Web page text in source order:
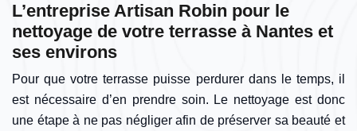
L’entreprise Artisan Robin pour le
nettoyage de votre terrasse à Nantes et
ses environs
Pour que votre terrasse puisse perdurer dans le temps, il
est nécessaire d’en prendre soin. Le nettoyage est donc
une étape à ne pas négliger afin de préserver sa beauté et